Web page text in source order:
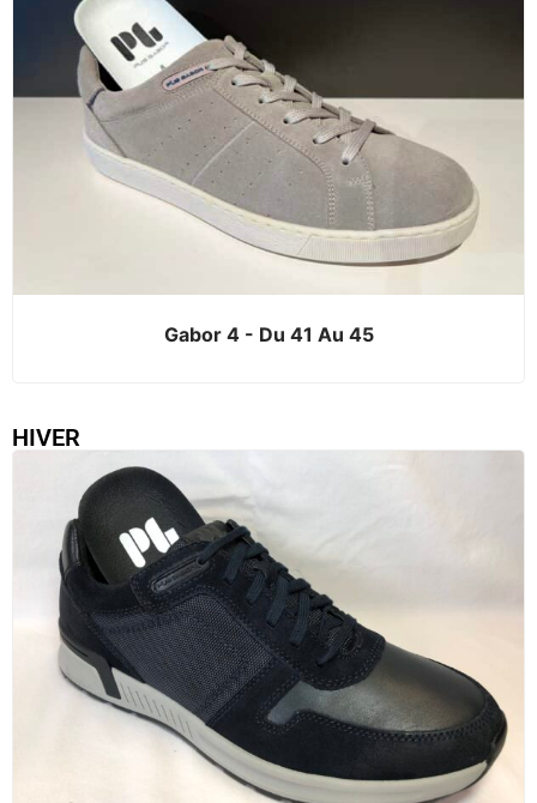
Gabor 4 - Du 41 Au 45
HIVER